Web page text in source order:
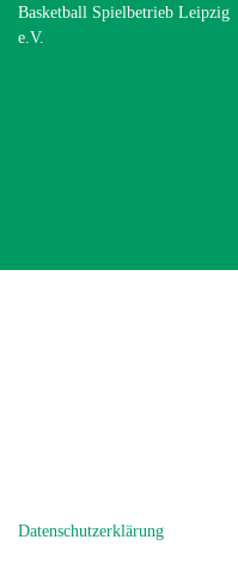
Basketball Spielbetrieb Leipzig
e.V.
Datenschutzerklärung